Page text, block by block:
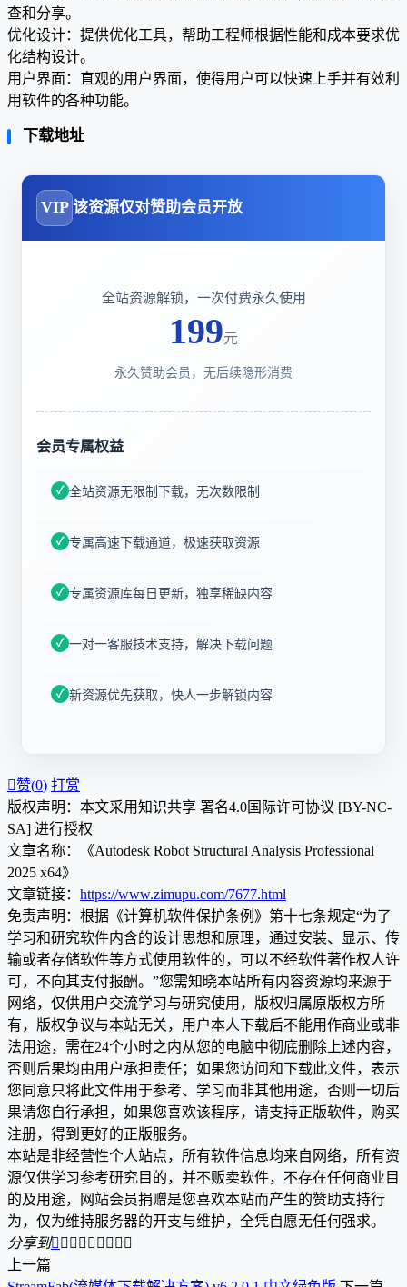
查和分享。
优化设计：提供优化工具，帮助工程师根据性能和成本要求优
化结构设计。
用户界面：直观的用户界面，使得用户可以快速上手并有效利
用软件的各种功能。
下载地址
VIP 该资源仅对赞助会员开放
全站资源解锁，一次付费永久使用
199元
永久赞助会员，无后续隐形消费
会员专属权益
全站资源无限制下载，无次数限制
专属高速下载通道，极速获取资源
专属资源库每日更新，独享稀缺内容
一对一客服技术支持，解决下载问题
新资源优先获取，快人一步解锁内容
赞(0) 打赏
版权声明：本文采用知识共享 署名4.0国际许可协议 [BY-NC-
SA] 进行授权
文章名称：《Autodesk Robot Structural Analysis Professional
2025 x64》
文章链接： https://www.zimupu.com/7677.html
免责声明：根据《计算机软件保护条例》第十七条规定“为了
学习和研究软件内含的设计思想和原理，通过安装、显示、传
输或者存储软件等方式使用软件的，可以不经软件著作权人许
可，不向其支付报酬。”您需知晓本站所有内容资源均来源于
网络，仅供用户交流学习与研究使用，版权归属原版权方所
有，版权争议与本站无关，用户本人下载后不能用作商业或非
法用途，需在24个小时之内从您的电脑中彻底删除上述内容，
否则后果均由用户承担责任；如果您访问和下载此文件，表示
您同意只将此文件用于参考、学习而非其他用途，否则一切后
果请您自行承担，如果您喜欢该程序，请支持正版软件，购买
注册，得到更好的正版服务。
本站是非经营性个人站点，所有软件信息均来自网络，所有资
源仅供学习参考研究目的，并不贩卖软件，不存在任何商业目
的及用途，网站会员捐赠是您喜欢本站而产生的赞助支持行
为，仅为维持服务器的开支与维护，全凭自愿无任何强求。
分享到        
上一篇